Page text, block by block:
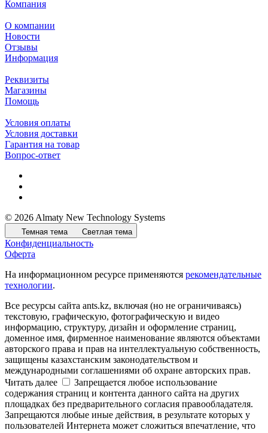
Компания
О компании
Новости
Отзывы
Информация
Реквизиты
Магазины
Помощь
Условия оплаты
Условия доставки
Гарантия на товар
Вопрос-ответ
© 2026 Almaty New Technology Systems
Темная тема Светлая тема
Конфиденциальность
Оферта
На информационном ресурсе применяются рекомендательные
технологии.
Все ресурсы сайта ants.kz, включая (но не ограничиваясь)
текстовую, графическую, фотографическую и видео
информацию, структуру, дизайн и оформление страниц,
доменное имя, фирменное наименование являются объектами
авторского права и прав на интеллектуальную собственность,
защищены казахстанским законодательством и
международными соглашениями об охране авторских прав.
Читать далее
Запрещается любое использование
содержания страниц и контента данного сайта на других
площадках без предварительного согласия правообладателя.
Запрещаются любые иные действия, в результате которых у
пользователей Интернета может сложиться впечатление, что